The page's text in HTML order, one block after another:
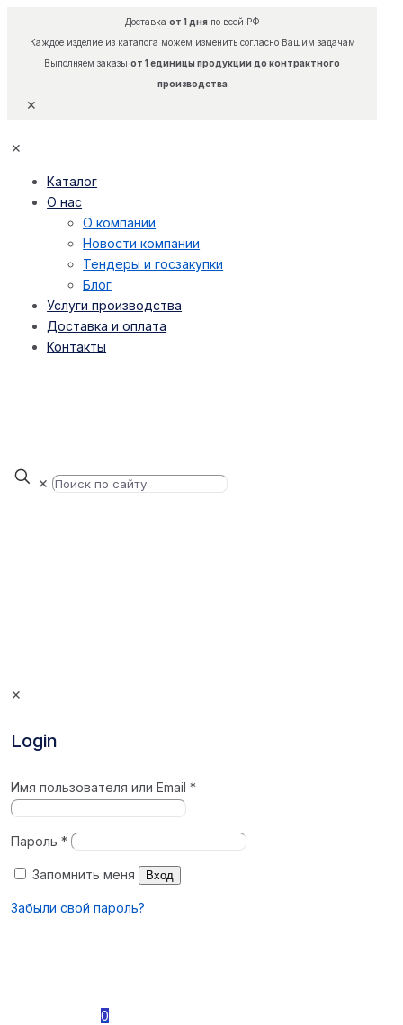
Доставка от 1 дняпо всей РФ
Каждое изделие из каталога можем изменить согласно Вашим задачам
Выполняем заказы от 1 единицы продукции до контрактного
производства
✕
✕
Каталог
О нас
О компании
Новости компании
Тендеры и госзакупки
Блог
Услуги производства
Доставка и оплата
Контакты
✕
✕
Login
Имя пользователя или Email*
Пароль*
Запомнить меня Вход
Забыли свой пароль?
0